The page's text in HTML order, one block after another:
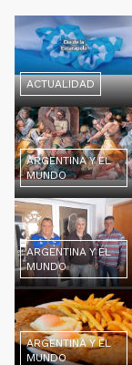
ACTUALIDAD
ARGENTINA Y EL
MUNDO
ARGENTINA Y EL
MUNDO
ARGENTINA Y EL
MUNDO